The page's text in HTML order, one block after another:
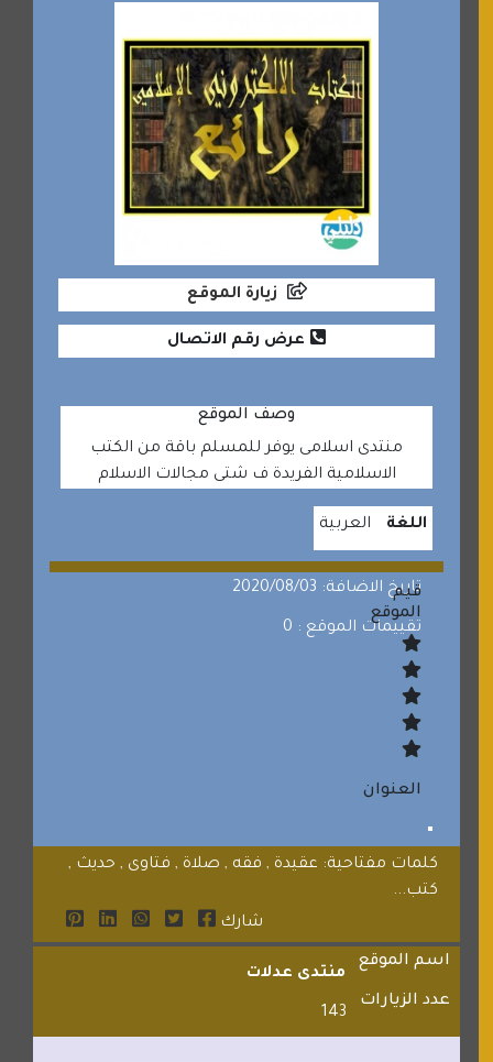
زيارة الموقع
عرض رقم الاتصال
وصف الموقع
منتدى اسلامى يوفر للمسلم باقة من الكتب
الاسلامية الفريدة ف شتى مجالات الاسلام
اللغة العربية
تاريخ الاضافة: 2020/08/03
تقييمات الموقع : 0
قيم
الموقع
العنوان
كلمات مفتاحية: عقيدة , فقه , صلاة , فتاوى , حديث ,
كتب...
شارك
اسم الموقع
منتدى عدلات
عدد الزيارات
143